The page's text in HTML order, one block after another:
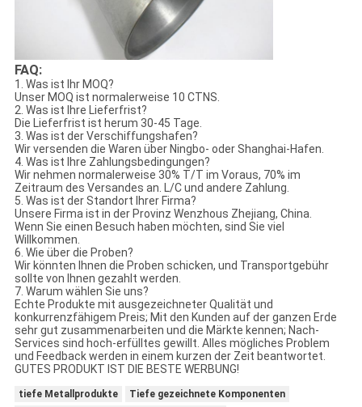
FAQ:
1. Was ist Ihr MOQ?
Unser MOQ ist normalerweise 10 CTNS.
2. Was ist Ihre Lieferfrist?
Die Lieferfrist ist herum 30-45 Tage.
3. Was ist der Verschiffungshafen?
Wir versenden die Waren über Ningbo- oder Shanghai-Hafen.
4. Was ist Ihre Zahlungsbedingungen?
Wir nehmen normalerweise 30% T/T im Voraus, 70% im
Zeitraum des Versandes an. L/C und andere Zahlung.
5. Was ist der Standort Ihrer Firma?
Unsere Firma ist in der Provinz Wenzhous Zhejiang, China.
Wenn Sie einen Besuch haben möchten, sind Sie viel
Willkommen.
6. Wie über die Proben?
Wir könnten Ihnen die Proben schicken, und Transportgebühr
sollte von Ihnen gezahlt werden.
7. Warum wählen Sie uns?
Echte Produkte mit ausgezeichneter Qualität und
konkurrenzfähigem Preis; Mit den Kunden auf der ganzen Erde
sehr gut zusammenarbeiten und die Märkte kennen; Nach-
Services sind hoch-erfülltes gewillt. Alles mögliches Problem
und Feedback werden in einem kurzen der Zeit beantwortet.
GUTES PRODUKT IST DIE BESTE WERBUNG!
tiefe Metallprodukte
Tiefe gezeichnete Komponenten